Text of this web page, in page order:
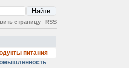
страницу | RSS
питания